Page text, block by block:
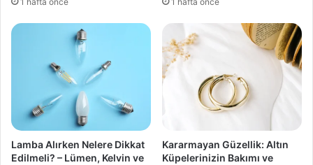
Lamba Alırken Nelere Dikkat
Edilmeli? – Lümen, Kelvin ve
Kararmayan Güzellik: Altın
Küpelerinizin Bakımı ve